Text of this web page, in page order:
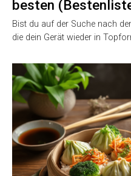
besten
Bist du auf der Suche nach
die dein Gerät wieder in